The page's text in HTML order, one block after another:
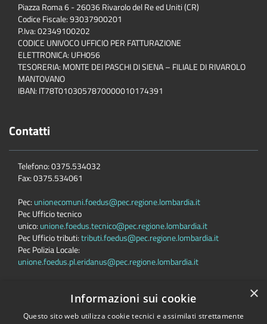
Piazza Roma 6 - 26036 Rivarolo del Re ed Uniti (CR)
Codice Fiscale: 93037900201
P.Iva: 02349100202
CODICE UNIVOCO UFFICIO PER FATTURAZIONE
ELETTRONICA: UFH056
TESORERIA: MONTE DEI PASCHI DI SIENA – FILIALE DI RIVAROLO
MANTOVANO
IBAN: IT78T0103057870000010174391
Contatti
Telefono: 0375.534032
Fax: 0375.534061
Pec: unionecomuni.foedus@pec.regione.lombardia.it
Pec Ufficio tecnico
unico: unione.foedus.tecnico@pec.regione.lombardia.it
Pec Ufficio tributi:tributi.foedus@pec.regione.lombardia.it
Pec Polizia Locale:
unione.foedus.pl.eridanus@pec.regione.lombardia.it
×
Informazioni sui cookie
Questo sito web utilizza cookie tecnici e assimilati strettamente